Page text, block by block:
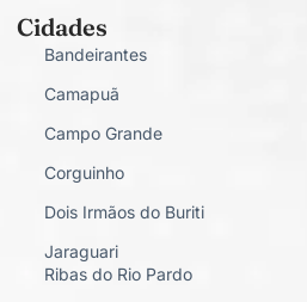
Cidades
Bandeirantes
Camapuã
Campo Grande
Corguinho
Dois Irmãos do Buriti
Jaraguari
Ribas do Rio Pardo